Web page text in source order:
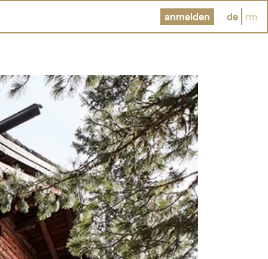
anmelden de rm